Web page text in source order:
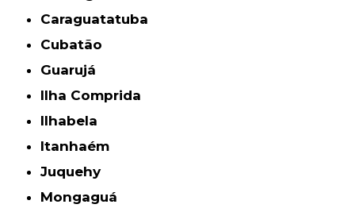
Caraguatatuba
Cubatão
Guarujá
Ilha Comprida
Ilhabela
Itanhaém
Juquehy
Mongaguá